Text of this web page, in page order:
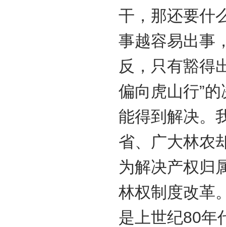
干，那还要什
事越容易出事
反，只有豁得
偏向虎山行”
能得到解决。
省、广大林农
为解决产权归
林权制度改革
是上世纪80年